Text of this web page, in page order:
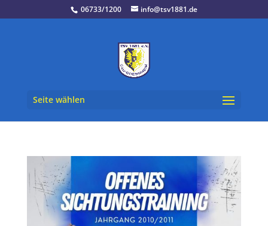
06733/1200 info@tsv1881.de
Seite wählen